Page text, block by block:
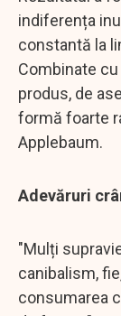
indiferența
constantă la
Combinate
produs, de
formă foarte
Applebaum.
Adevăruri
"Mulți
canibalism,
consumarea